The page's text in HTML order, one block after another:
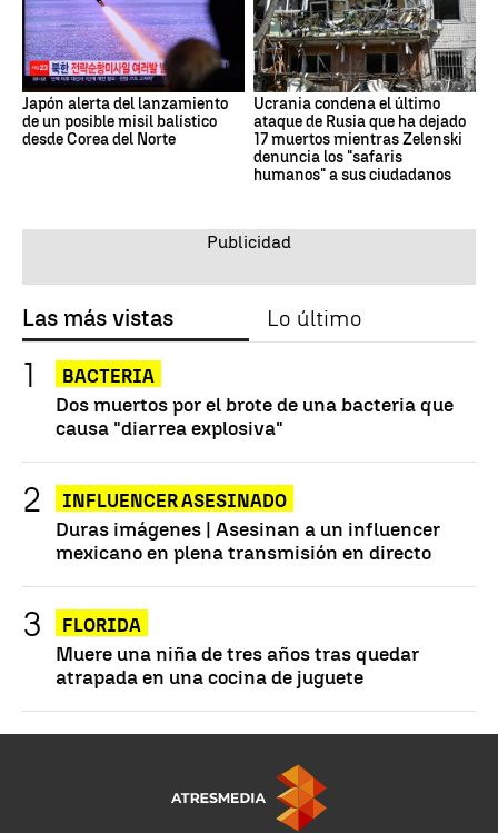
Japón alerta del lanzamiento
de un posible misil balístico
desde Corea del Norte
Ucrania condena el último
ataque de Rusia que ha dejado
17 muertos mientras Zelenski
denuncia los "safaris
humanos" a sus ciudadanos
Las más vistas Lo último
BACTERIA
Dos muertos por el brote de una bacteria que
causa "diarrea explosiva"
INFLUENCER ASESINADO
Duras imágenes | Asesinan a un influencer
mexicano en plena transmisión en directo
FLORIDA
Muere una niña de tres años tras quedar
atrapada en una cocina de juguete